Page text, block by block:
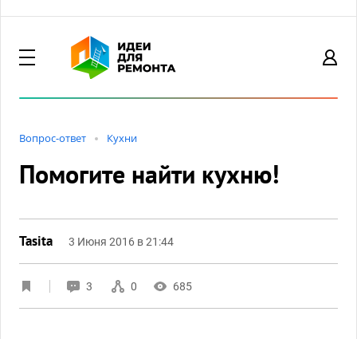
Вопрос-ответ Кухни
Помогите найти кухню!
Tasita 3 Июня 2016 в 21:44
3 0 685